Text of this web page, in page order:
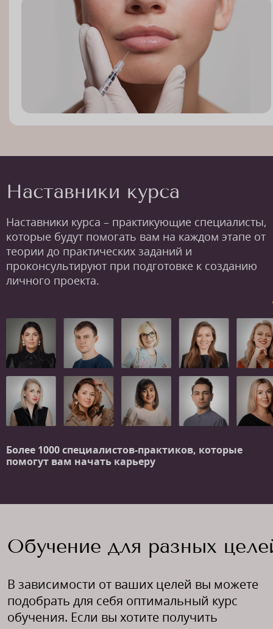
Наставники курса
Наставники курса – практикующие специалисты,
которые будут помогать вам на каждом этапе от
теории до практических заданий и
проконсультируют при подготовке к созданию
личного проекта.
Более 1000 специалистов-практиков, которые
помогут вам начать карьеру
Обучение для разных
В зависимости от ваших целей вы можете
подобрать для себя оптимальный курс
обучения. Если вы хотите получить